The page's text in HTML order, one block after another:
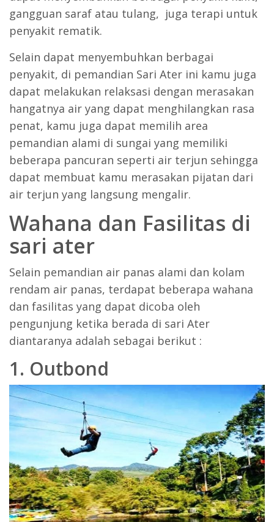
gangguan saraf atau tulang, juga terapi untuk
penyakit rematik.
Selain dapat menyembuhkan berbagai
penyakit, di pemandian Sari Ater ini kamu juga
dapat melakukan relaksasi dengan merasakan
hangatnya air yang dapat menghilangkan rasa
penat, kamu juga dapat memilih area
pemandian alami di sungai yang memiliki
beberapa pancuran seperti air terjun sehingga
dapat membuat kamu merasakan pijatan dari
air terjun yang langsung mengalir.
Wahana dan Fasilitas di
sari ater
Selain pemandian air panas alami dan kolam
rendam air panas, terdapat beberapa wahana
dan fasilitas yang dapat dicoba oleh
pengunjung ketika berada di sari Ater
diantaranya adalah sebagai berikut :
1. Outbond